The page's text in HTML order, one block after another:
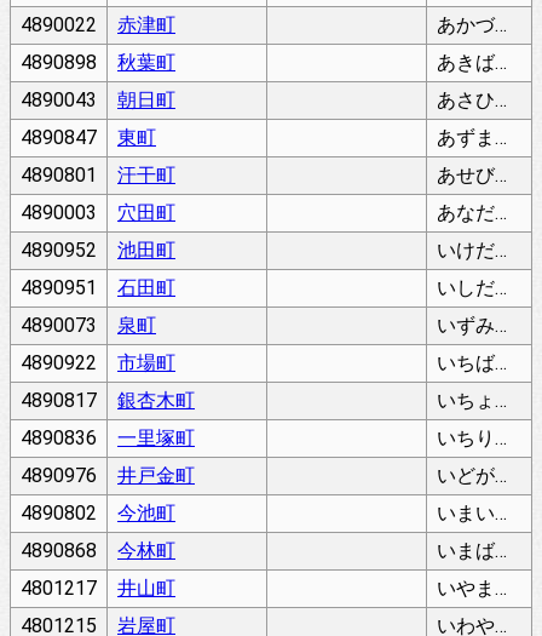
4890022 赤津町
あかづちょう
4890898
秋葉町
あきばちょう
4890043
朝日町
あさひまち
4890847
東町
あずまちょう
4890801
汗干町
あせびちょう
4890003
穴田町
あなだちょう
4890952
池田町
いけだちょう
4890951
石田町
いしだちょう
4890073
泉町
いずみちょう
4890922
市場町
いちばちょう
4890817
銀杏木町
いちょのきちょう
4890836
一里塚町
いちりづかちょう
4890976
井戸金町
いどがねちょう
4890802
今池町
いまいけちょう
4890868
今林町
いまばやしちょう
4801217
井山町
いやまちょう
4801215
岩屋町
いわやちょう